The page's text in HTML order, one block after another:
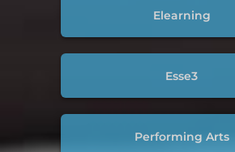
Elearning
Esse3
Performing Arts